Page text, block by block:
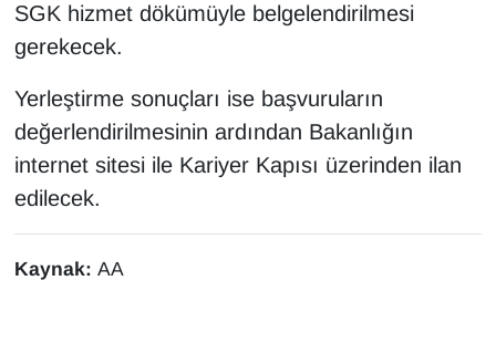
SGK hizmet dökümüyle belgelendirilmesi
gerekecek.
Yerleştirme sonuçları ise başvuruların
değerlendirilmesinin ardından Bakanlığın
internet sitesi ile Kariyer Kapısı üzerinden ilan
edilecek.
Kaynak: AA
SİYASET
TEBRİK
TEKNOLOJİ
Turizm